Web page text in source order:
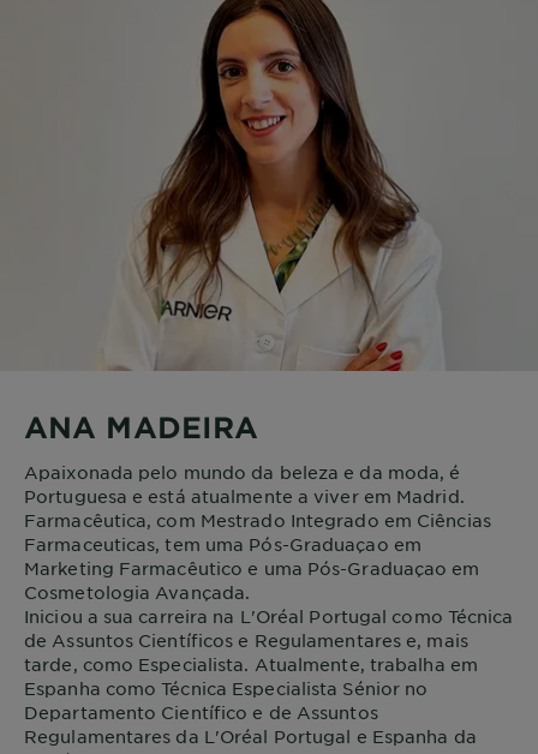
ANA MADEIRA
Apaixonada pelo mundo da beleza e da moda, é
Portuguesa e está atualmente a viver em Madrid.
Farmacêutica, com Mestrado Integrado em Ciências
Farmaceuticas, tem uma Pós-Graduaçao em
Marketing Farmacêutico e uma Pós-Graduaçao em
Cosmetologia Avançada.
Iniciou a sua carreira na L'Oréal Portugal como Técnica
de Assuntos Científicos e Regulamentares e, mais
tarde, como Especialista. Atualmente, trabalha em
Espanha como Técnica Especialista Sénior no
Departamento Científico e de Assuntos
Regulamentares da L'Oréal Portugal e Espanha da